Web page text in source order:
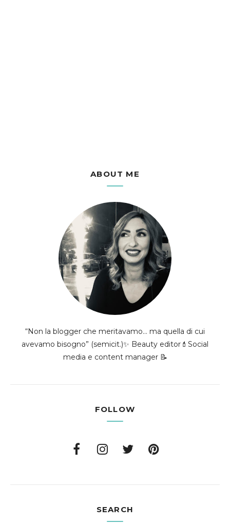
ABOUT ME
“Non la blogger che meritavamo... ma quella di cui
avevamo bisogno” (semicit.)✨ Beauty editor💄Social
media e content manager 📝
FOLLOW
SEARCH